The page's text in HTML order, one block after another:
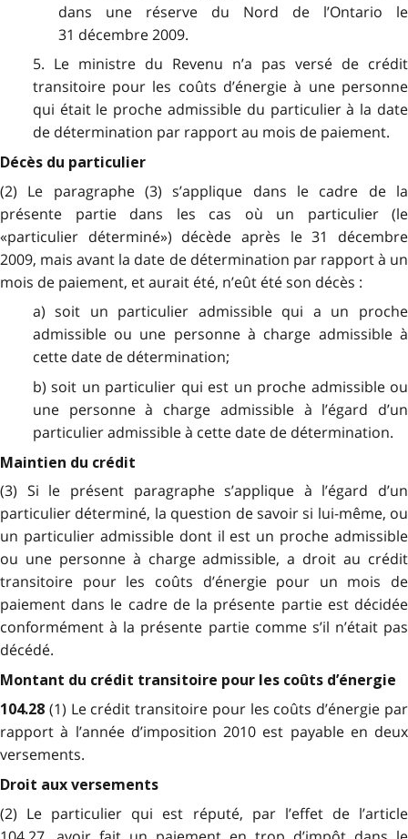
dans une réserve du Nord de l’Ontario le
31 décembre 2009.
5. Le ministre du Revenu n’a pas versé de crédit
transitoire pour les coûts d’énergie à une personne
qui était le proche admissible du particulier à la date
de détermination par rapport au mois de paiement.
Décès du particulier
(2) Le paragraphe (3) s’applique dans le cadre de la
présente partie dans les cas où un particulier (le
«particulier déterminé») décède après le 31 décembre
2009, mais avant la date de détermination par rapport à un
mois de paiement, et aurait été, n’eût été son décès :
a) soit un particulier admissible qui a un proche
admissible ou une personne à charge admissible à
cette date de détermination;
b) soit un particulier qui est un proche admissible ou
une personne à charge admissible à l’égard d’un
particulier admissible à cette date de détermination.
Maintien du crédit
(3) Si le présent paragraphe s’applique à l’égard d’un
particulier déterminé, la question de savoir si lui-même, ou
un particulier admissible dont il est un proche admissible
ou une personne à charge admissible, a droit au crédit
transitoire pour les coûts d’énergie pour un mois de
paiement dans le cadre de la présente partie est décidée
conformément à la présente partie comme s’il n’était pas
décédé.
Montant du crédit transitoire pour les coûts d’énergie
104.28 (1) Le crédit transitoire pour les coûts d’énergie par
rapport à l’année d’imposition 2010 est payable en deux
versements.
Droit aux versements
(2) Le particulier qui est réputé, par l’effet de l’article